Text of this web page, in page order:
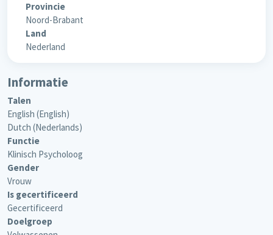
Provincie
Noord-Brabant
Land
Nederland
Informatie
Talen
English (English)
Dutch (Nederlands)
Functie
Klinisch Psycholoog
Gender
Vrouw
Is gecertificeerd
Gecertificeerd
Doelgroep